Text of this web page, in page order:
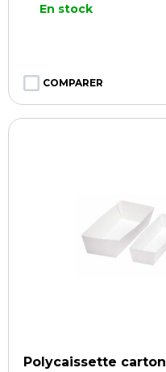
En stock
COMPARER
Polycaissette